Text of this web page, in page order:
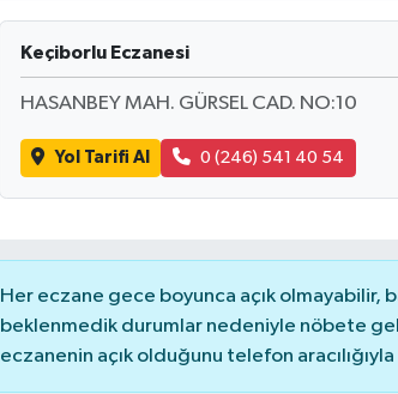
Keçiborlu Eczanesi
HASANBEY MAH. GÜRSEL CAD. NO:10
Yol Tarifi Al 0 (246) 541 40 54
Her eczane gece boyunca açık olmayabilir,
beklenmedik durumlar nedeniyle nöbete
eczanenin açık olduğunu telefon